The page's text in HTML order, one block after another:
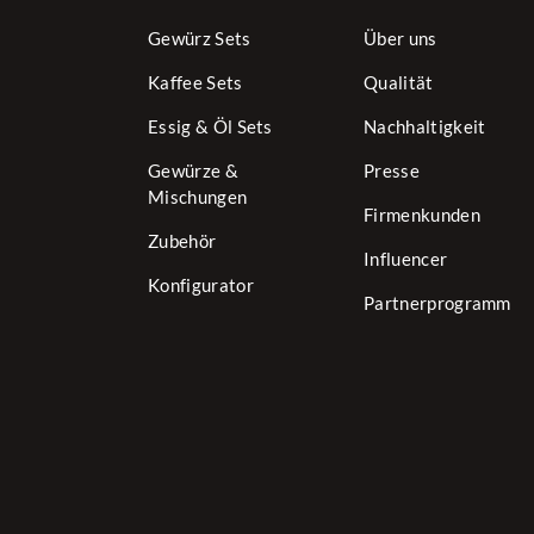
Bockshornklee,
Traubenzucker,
Menge:42g
Eine
Tomate im
jede Grillparty.
Einfach lecker:4
nachwürzen und
dazu einfach 2-3
Gewürz Sets
Kaffee Sets
Essig & Öl Sets
Gewürze &
Mischungen
Zubehör
Konfigurator
Über uns
Qualität
Nachhaltigkeit
Presse
Firmenkunden
Influencer
Partnerprogramm